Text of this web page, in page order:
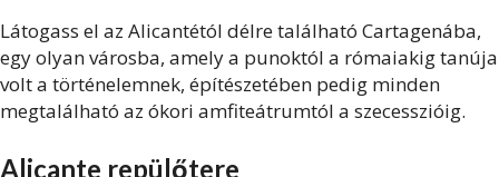
Látogass el az Alicantétól délre található Cartagenába,
egy olyan városba, amely a punoktól a rómaiakig tanúja
volt a történelemnek, építészetében pedig minden
megtalálható az ókori amfiteátrumtól a szecesszióig.
Alicante repülőtere